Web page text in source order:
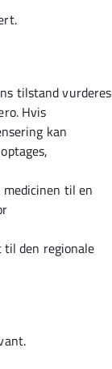
tilstand vurderes
Hvis
kan
til en
til den regionale